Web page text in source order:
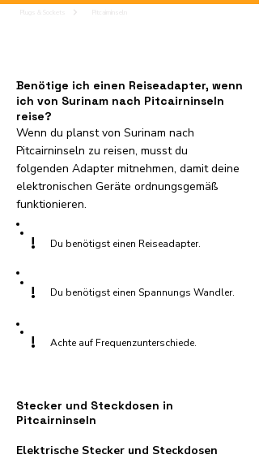
Benötige ich einen Reiseadapter, wenn
ich von Surinam nach Pitcairninseln
reise?
Wenn du planst von Surinam nach
Pitcairninseln zu reisen, musst du
folgenden Adapter mitnehmen, damit deine
elektronischen Geräte ordnungsgemäß
funktionieren.
! Du benötigst einen Reiseadapter.
! Du benötigst einen Spannungs Wandler.
! Achte auf Frequenzunterschiede.
Stecker und Steckdosen in
Pitcairninseln
Elektrische Stecker und Steckdosen